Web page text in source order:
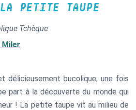
PETITE TAUPE
Tchèque
Miler
délicieusement bucolique, une fois
part à la découverte du monde qui
! La petite taupe vit au milieu de